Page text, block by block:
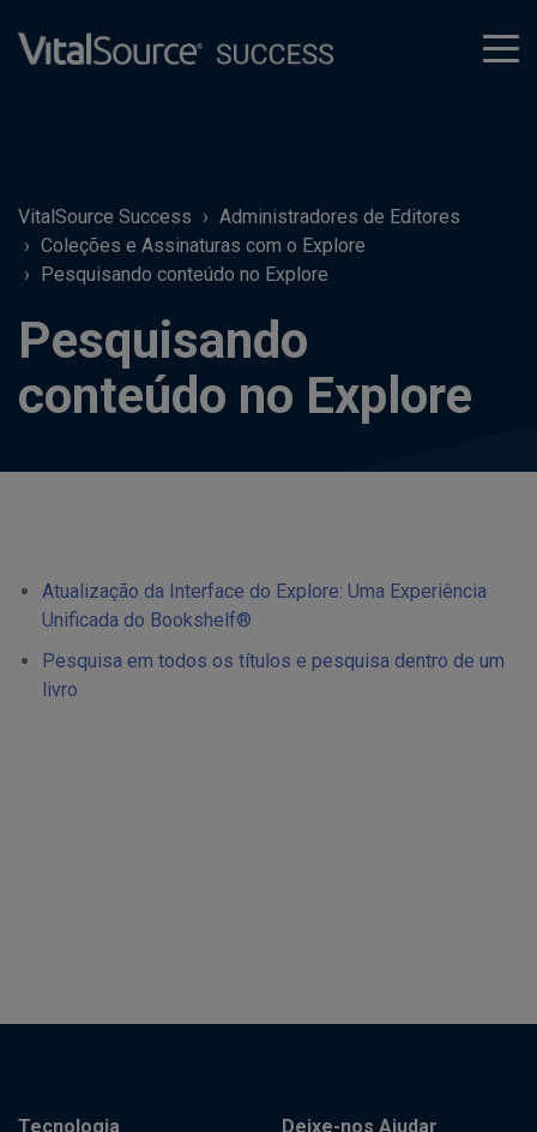
VitalSource Success
Administradores de Editores
Coleções e Assinaturas com o Explore
Pesquisando conteúdo no Explore
Pesquisando
conteúdo no Explore
Atualização da Interface do Explore: Uma Experiência
Unificada do Bookshelf®
Pesquisa em todos os títulos e pesquisa dentro de um
livro
Tecnologia Deixe-nos Ajudar